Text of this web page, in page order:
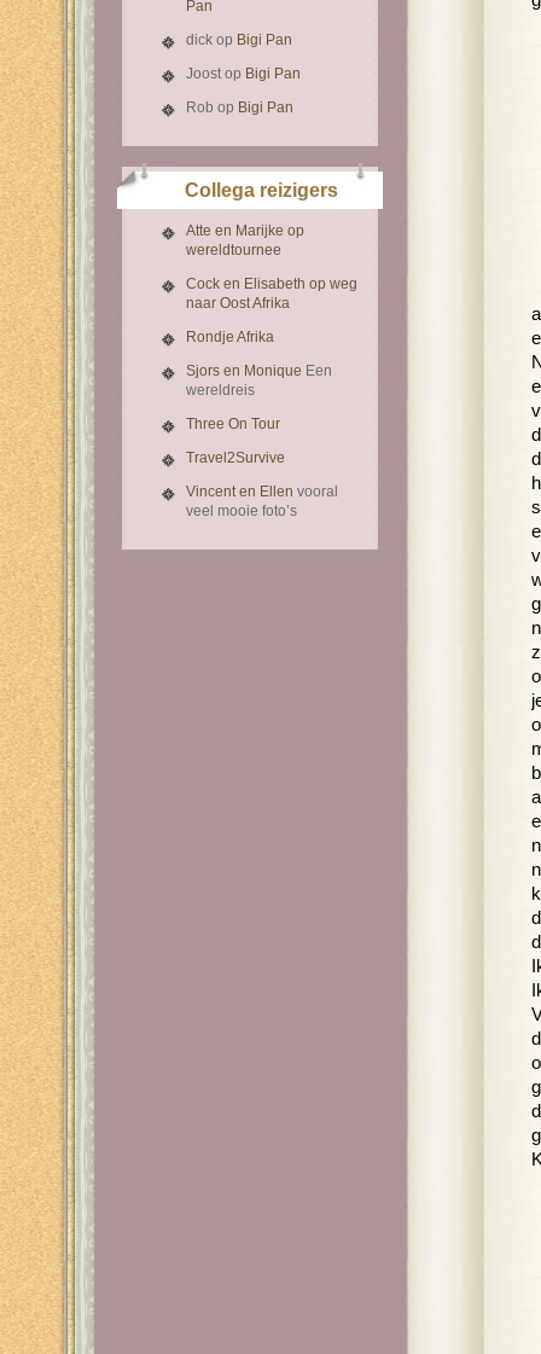
Pan
dick op Bigi Pan
Joostop Bigi Pan
Rob op Bigi Pan
Collega reizigers
Atte en Marijke op
wereldtournee
Cock en Elisabeth op weg
naar Oost Afrika
Rondje Afrika
Sjors en Monique Een
wereldreis
Three On Tour
Travel2Survive
Vincent en Ellen vooral
veel mooie foto’s